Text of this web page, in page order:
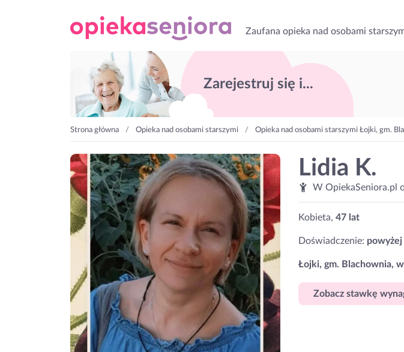
Zaufana opieka nad osobami
Zarejestruj się i...
Strona główna Opieka nad osobami starszymi Opieka nad osobami starszymi Łojki, gm.
Lidia K.
W OpiekaSeniora.pl
Kobieta, 47 lat
Doświadczenie:
Łojki, gm. Blachownia,
Zobacz stawkę